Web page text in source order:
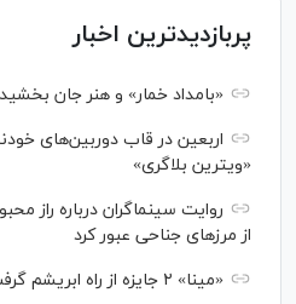
پربازدیدترین اخبار
«بامداد خمار» و هنر جان
اربعین در قاب دوربین‌های
«ویترین بلاگری»
روایت سینماگران درباره راز
از مرزهای جناحی عبور کرد
«مینا» ۲ جایزه از راه ابریشم گرفت